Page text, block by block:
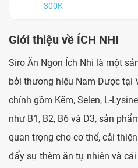
300K
Giới thiệu về ÍCH NHI
Siro Ăn Ngon Ích Nhi là một
bởi thương hiệu Nam Dược tại
chính gồm Kẽm, Selen, L-
như B1, B2, B6 và D3, sản
quan trọng cho cơ thể, cải
đẩy sự thèm ăn tự nhiên và